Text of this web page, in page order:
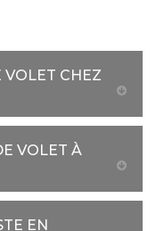
VOLET CHEZ
VOLET À
EN